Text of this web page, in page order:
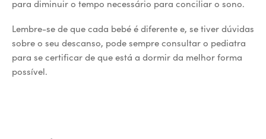
para diminuir o tempo necessário para conciliar o sono.
Lembre-se de que cada bebé é diferente e, se tiver dúvidas
sobre o seu descanso, pode sempre consultar o pediatra
para se certificar de que está a dormir da melhor forma
possível.